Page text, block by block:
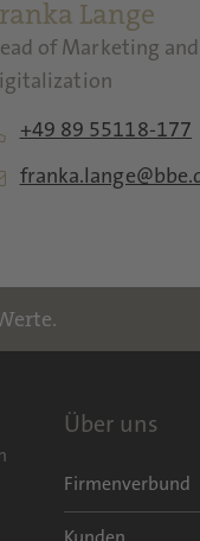
Lange
of Marketing and
+49 89 55118-177
Über uns
Firmenverbund